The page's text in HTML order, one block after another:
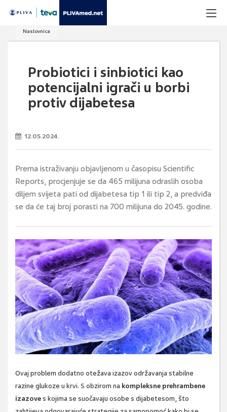
Naslovnica
Probiotici i sinbiotici kao
potencijalni igrači u borbi
protiv dijabetesa
12.05.2024.
Prema istraživanju objavljenom u časopisu Scientific
Reports, procjenjuje se da 465 milijuna odraslih osoba
diljem svijeta pati od dijabetesa tip 1 ili tip 2, a predviđa
se da će taj broj porasti na 700 milijuna do 2045. godine.
Ovaj problem dodatno otežava izazov održavanja stabilne
razine glukoze u krvi. S obzirom na kompleksne prehrambene
izazoves kojima se suočavaju osobe s dijabetesom, što